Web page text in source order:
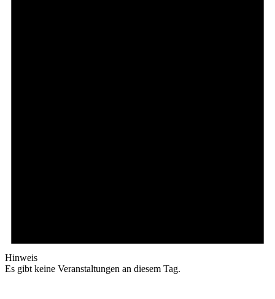
Hinweis
Es gibt keine Veranstaltungen an diesem Tag.